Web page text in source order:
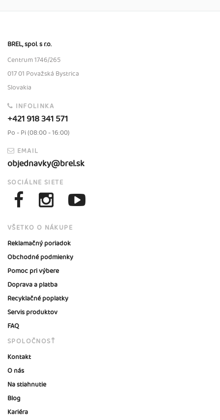
BREL, spol. s r.o.
Centrum 1746/265
017 01 Považská Bystrica
Slovakia
INFOLINKA
+421 918 341 571
Po - Pi (08:00 - 16:00)
EMAIL
objednavky@brel.sk
SOCIÁLNE SIETE
VŠETKO O NÁKUPE
Reklamačný poriadok
Obchodné podmienky
Pomoc pri výbere
Doprava a platba
Recyklačné poplatky
Servis produktov
FAQ
SPOLOČNOSŤ
Kontakt
O nás
Na stiahnutie
Blog
Kariéra